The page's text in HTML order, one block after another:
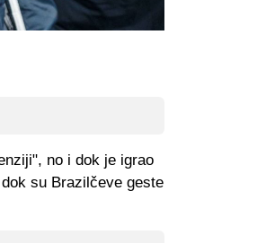
no i dok je igrao
su Brazilčeve geste